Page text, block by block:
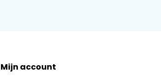
Mijn account